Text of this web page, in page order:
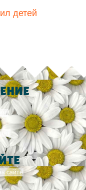
детей
сайте